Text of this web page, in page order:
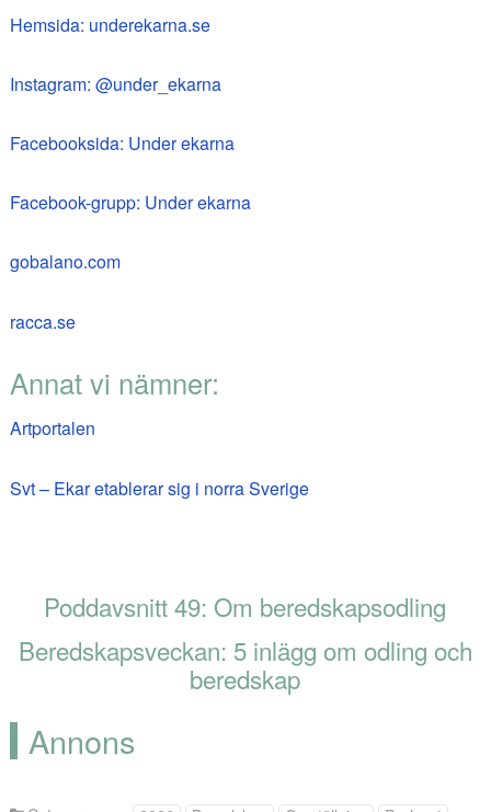
Hemsida: underekarna.se
Instagram: @under_ekarna
Facebooksida: Under ekarna
Facebook-grupp: Under ekarna
gobalano.com
racca.se
Annat vi nämner:
Artportalen
Svt – Ekar etablerar sig i norra Sverige
Poddavsnitt 49: Om beredskapsodling
Beredskapsveckan: 5 inlägg om odling och
beredskap
Annons